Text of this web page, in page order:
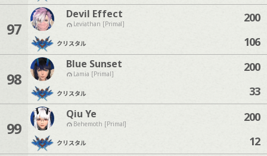
97
Devil Effect
Leviathan [Primal]
クリスタル
200
106
98
Blue Sunset
Lamia [Primal]
クリスタル
200
33
99
Qiu Ye
Behemoth [Primal]
クリスタル
200
12